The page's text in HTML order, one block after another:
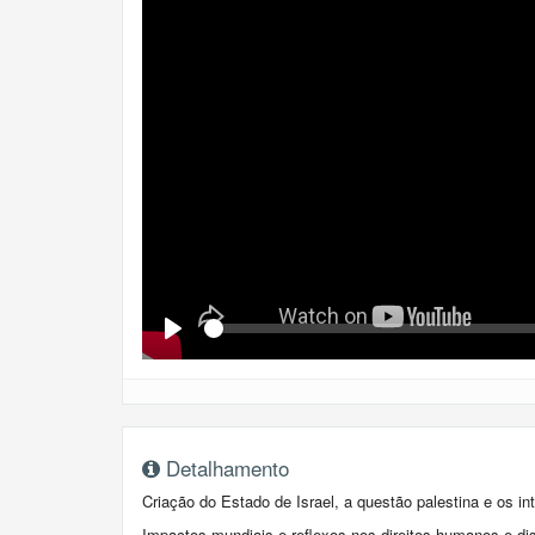
Play
Detalhamento
Criação do Estado de Israel, a questão palestina e os